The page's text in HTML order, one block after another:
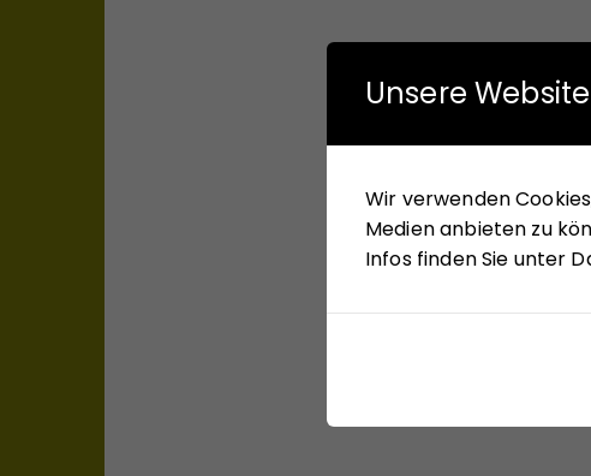
Unsere
Wir verwenden
Medien anbieten zu
Infos finden Sie unter